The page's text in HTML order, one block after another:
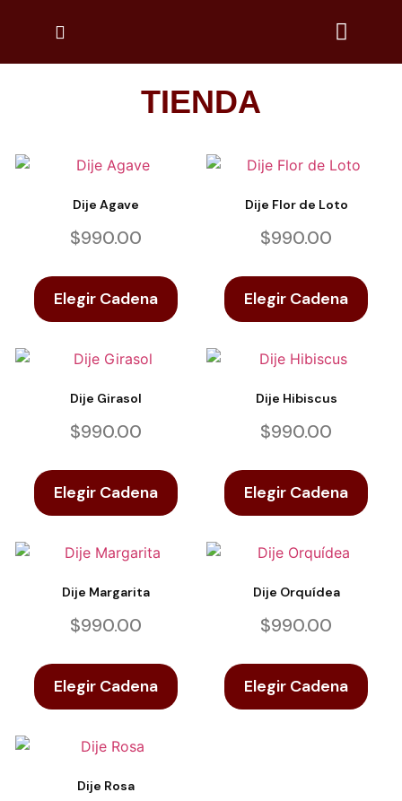
TIENDA
Dije Agave
$990.00
Elegir Cadena
Dije Flor de Loto
$990.00
Elegir Cadena
Dije Girasol
$990.00
Elegir Cadena
Dije Hibiscus
$990.00
Elegir Cadena
Dije Margarita
$990.00
Elegir Cadena
Dije Orquídea
$990.00
Elegir Cadena
Dije Rosa